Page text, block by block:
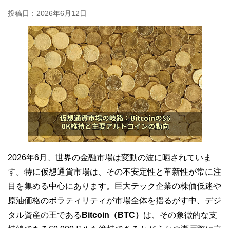
投稿日： 2026年6月12日
2026年6月、世界の金融市場は変動の波に晒されていま
す。特に仮想通貨市場は、その不安定性と革新性が常に注
目を集める中心にあります。巨大テック企業の株価低迷や
原油価格のボラティリティが市場全体を揺るがす中、デジ
タル資産の王である Bitcoin（BTC） は、その象徴的な支